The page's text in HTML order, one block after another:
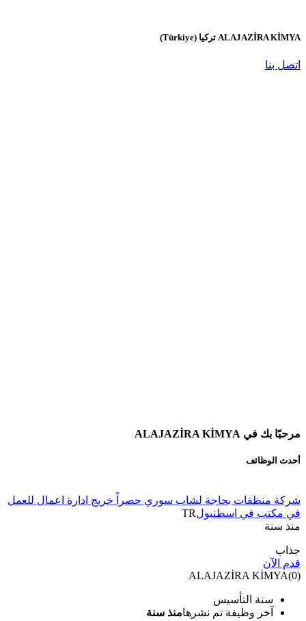
ALAJAZİRA KİMYA تركيا (Türkiye)
اتصل بنا
مرحبًا بك في ALAJAZİRA KİMYA
أحدث الوظائف
شركة منظفات بحاجة لشاب سوري حصراً خريج ادارة اعمال للعمل
في مكتب في اسطنبولTR
منذ سنة
جذاب
قدم الآن
ALAJAZİRA KİMYA(0)
سنة التأسيس
آخر وظيفة تم نشرهامنذ سنة